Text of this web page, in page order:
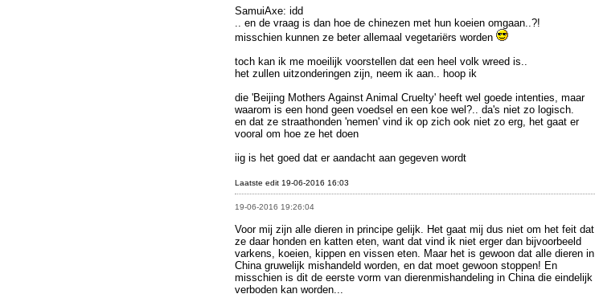
SamuiAxe: idd
.. en de vraag is dan hoe de chinezen met hun koeien omgaan..?!
misschien kunnen ze beter allemaal vegetariërs worden
toch kan ik me moeilijk voorstellen dat een heel volk wreed is..
het zullen uitzonderingen zijn, neem ik aan.. hoop ik
die 'Beijing Mothers Against Animal Cruelty' heeft wel goede intenties, maar
waarom is een hond geen voedsel en een koe wel?.. da's niet zo logisch.
en dat ze straathonden 'nemen' vind ik op zich ook niet zo erg, het gaat er
vooral om hoe ze het doen
iig is het goed dat er aandacht aan gegeven wordt
Laatste edit 19-06-2016 16:03
19-06-2016 19:26:04
Voor mij zijn alle dieren in principe gelijk. Het gaat mij dus niet om het feit dat
ze daar honden en katten eten, want dat vind ik niet erger dan bijvoorbeeld
varkens, koeien, kippen en vissen eten. Maar het is gewoon dat alle dieren in
China gruwelijk mishandeld worden, en dat moet gewoon stoppen! En
misschien is dit de eerste vorm van dierenmishandeling in China die eindelijk
verboden kan worden...